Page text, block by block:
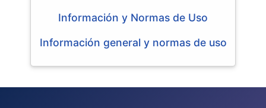
Información y Normas de Uso
Información general y normas de uso